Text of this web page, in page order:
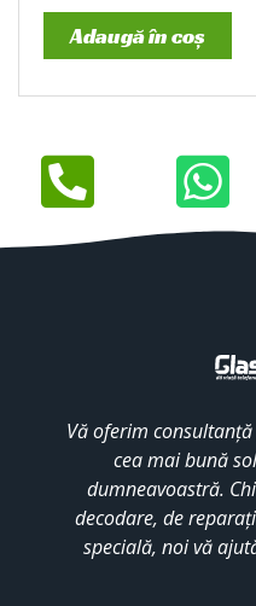
Adaugă în coș
Vă oferim
cea mai bună
dumneavoastră.
decodare, de
specială, noi vă